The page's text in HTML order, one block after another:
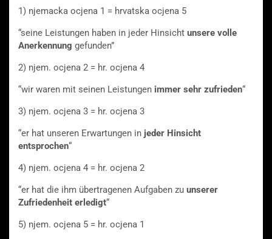
1) njemacka ocjena 1 = hrvatska ocjena 5
“seine Leistungen haben in jeder Hinsicht unsere volle
Anerkennung gefunden”
2) njem. ocjena 2 = hr. ocjena 4
“wir waren mit seinen Leistungen immer sehr zufrieden“
3) njem. ocjena 3 = hr. ocjena 3
“er hat unseren Erwartungen in jeder Hinsicht
entsprochen“
4) njem. ocjena 4 = hr. ocjena 2
“er hat die ihm übertragenen Aufgaben zu unserer
Zufriedenheit erledigt“
5) njem. ocjena 5 = hr. ocjena 1